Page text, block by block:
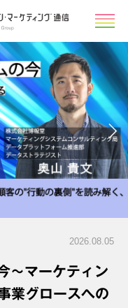
2026.08.05
～マーケティン
業グロースへの